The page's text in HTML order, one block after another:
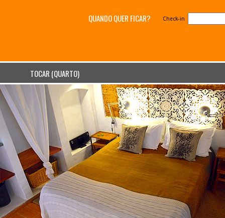
QUANDO QUER FICAR? Check-in
TOCAR (QUARTO)